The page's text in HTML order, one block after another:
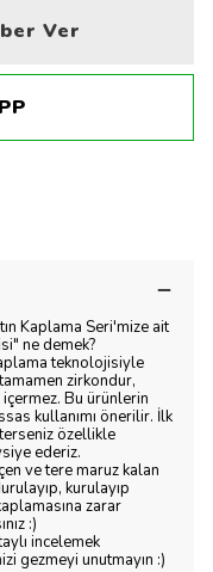
Ver
Kaplama Seri'mize ait
ne demek?
teknolojisiyle
zirkondur,
Bu ürünlerin
kullanımı önerilir. İlk
özellikle
ederiz.
ve tere maruz kalan
kurulayıp
zarar
:)
incelemek
gezmeyi unutmayın :)